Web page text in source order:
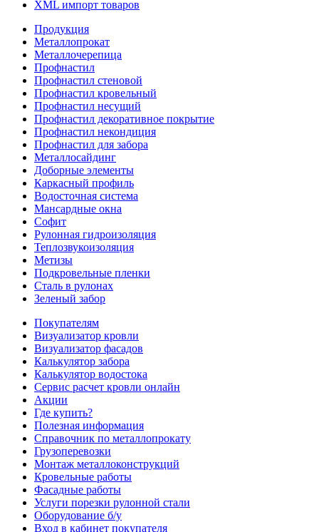
XML импорт товаров
Продукция
Металлопрокат
Металлочерепица
Профнастил
Профнастил стеновой
Профнастил кровельный
Профнастил несущий
Профнастил декоративное покрытие
Профнастил некондиция
Профнастил для забора
Металлосайдинг
Доборные элементы
Каркасный профиль
Водосточная система
Мансардные окна
Софит
Рулонная гидроизоляция
Теплозвукоизоляция
Метизы
Подкровельные пленки
Сталь в рулонах
Зеленый забор
Покупателям
Визуализатор кровли
Визуализатор фасадов
Калькулятор забора
Калькулятор водостока
Сервис расчет кровли онлайн
Акции
Где купить?
Полезная информация
Справочник по металлопрокату
Грузоперевозки
Монтаж металлоконструкций
Кровельные работы
Фасадные работы
Услуги порезки рулонной стали
Оборудование б/у
Вход в кабинет покупателя